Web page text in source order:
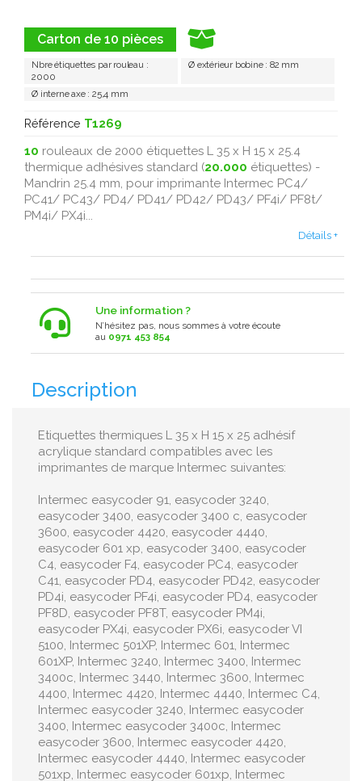
Carton de 10 pièces
Nbre étiquettes par rouleau :
2000
Ø extérieur bobine : 82 mm
Ø interne axe : 25,4 mm
Référence T1269
10 rouleaux de 2000 étiquettes L 35 x H 15 x 25.4
thermique adhésives standard (20.000 étiquettes) -
Mandrin 25.4 mm, pour imprimante Intermec PC4/
PC41/ PC43/ PD4/ PD41/ PD42/ PD43/ PF4i/ PF8t/
PM4i/ PX4i...
Détails +
Une information ?
N’hésitez pas, nous sommes à votre écoute
au 0971 453 854
Description
Etiquettes thermiques L 35 x H 15 x 25 adhésif
acrylique standard compatibles avec les
imprimantes de marque Intermec suivantes:
Intermec easycoder 91, easycoder 3240,
easycoder 3400, easycoder 3400 c, easycoder
3600, easycoder 4420, easycoder 4440,
easycoder 601 xp, easycoder 3400, easycoder
C4, easycoder F4, easycoder PC4, easycoder
C41, easycoder PD4, easycoder PD42, easycoder
PD4i, easycoder PF4i, easycoder PD4, easycoder
PF8D, easycoder PF8T, easycoder PM4i,
easycoder PX4i, easycoder PX6i, easycoder VI
5100, Intermec 501XP, Intermec 601, Intermec
601XP, Intermec 3240, Intermec 3400, Intermec
3400c, Intermec 3440, Intermec 3600, Intermec
4400, Intermec 4420, Intermec 4440, Intermec C4,
Intermec easycoder 3240, Intermec easycoder
3400, Intermec easycoder 3400c, Intermec
easycoder 3600, Intermec easycoder 4420,
Intermec easycoder 4440, Intermec easycoder
501xp, Intermec easycoder 601xp, Intermec